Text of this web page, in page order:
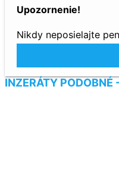
Upozornenie!
Nikdy neposielajte
INZERÁTY PODOBNÉ